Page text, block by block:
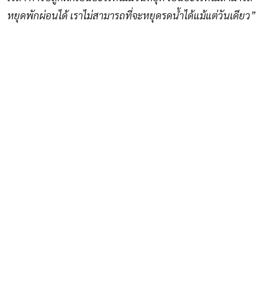
หยุดพักผ่อนได้ เราไม่สามารถที่จะหยุดรดน้ำได้แม้แต่วันเดียว”